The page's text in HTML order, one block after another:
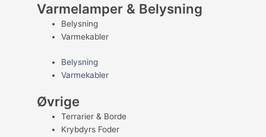
Varmelamper & Belysning
Belysning
Varmekabler
Belysning
Varmekabler
Øvrige
Terrarier & Borde
Krybdyrs Foder